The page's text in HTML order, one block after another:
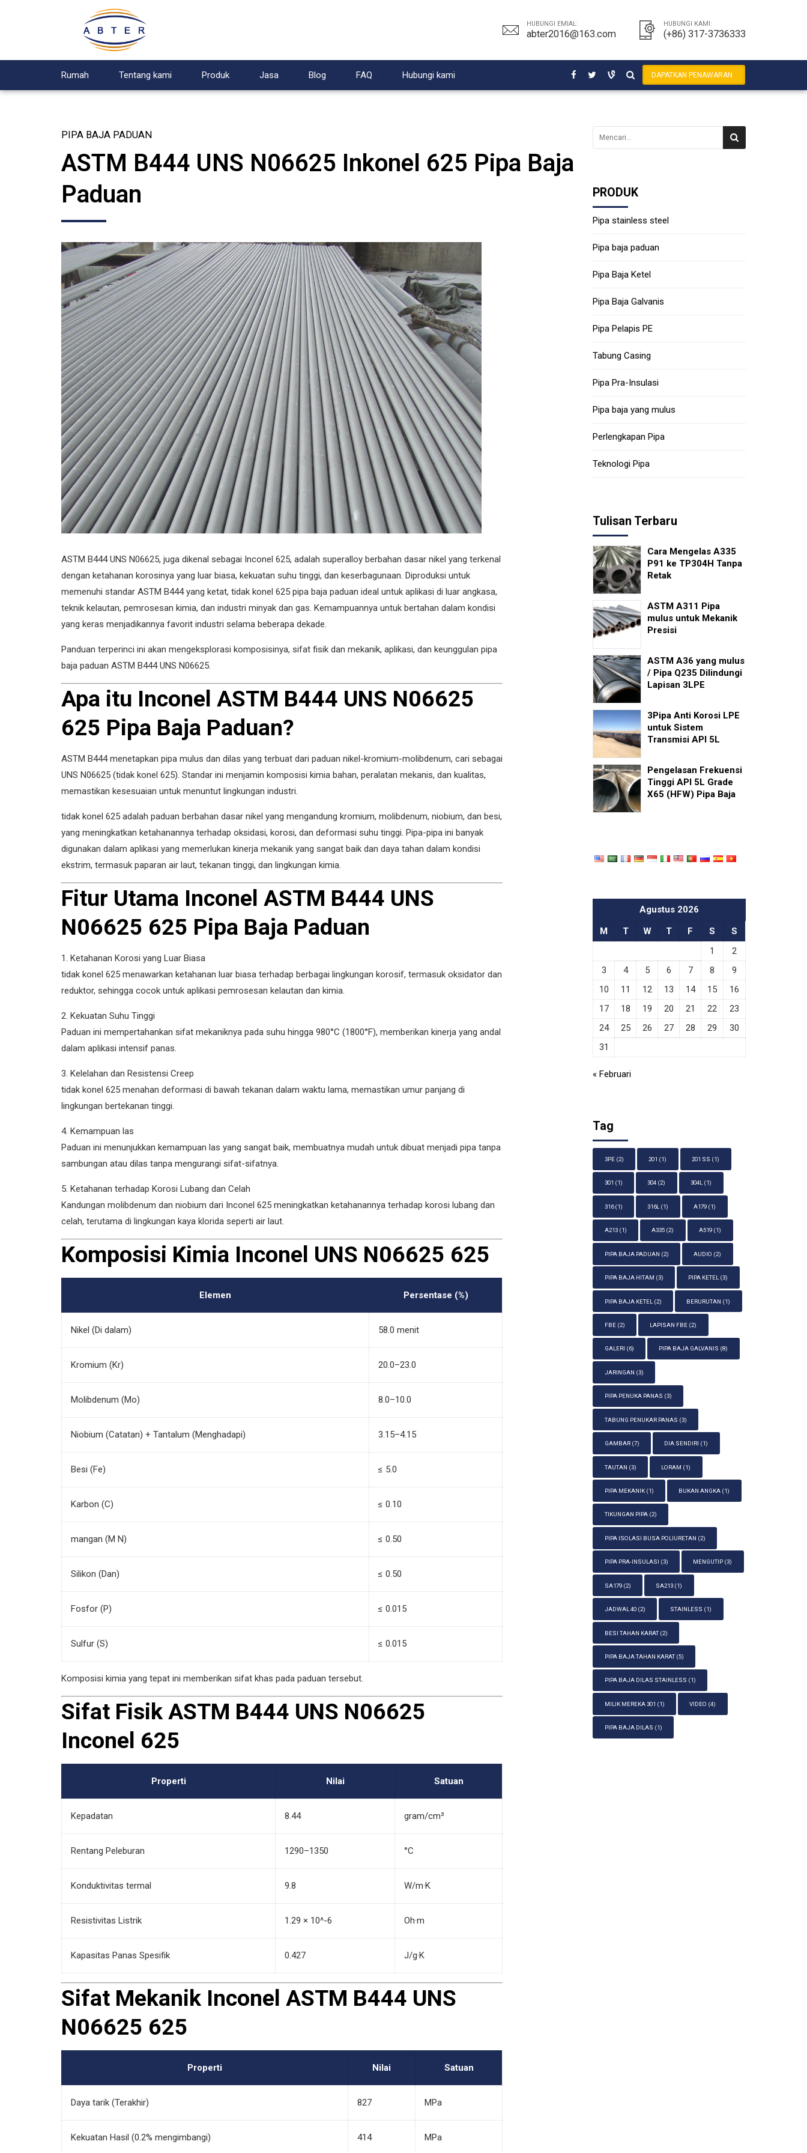
HUBUNGI EMIAL:
abter2016@163.com
HUBUNGI KAMI:
(+86) 317-3736333
DAPATKAN PENAWARAN
Rumah Tentang kami Produk Jasa Blog FAQ Hubungi kami
PIPA BAJA PADUAN
ASTM B444 UNS N06625 Inkonel 625 Pipa Baja
Paduan
ASTM B444 UNS N06625, juga dikenal sebagai Inconel 625, adalah superalloy berbahan dasar nikel yang terkenal
dengan ketahanan korosinya yang luar biasa, kekuatan suhu tinggi, dan keserbagunaan. Diproduksi untuk
memenuhi standar ASTM B444 yang ketat, tidak konel 625 pipa baja paduan ideal untuk aplikasi di luar angkasa,
teknik kelautan, pemrosesan kimia, dan industri minyak dan gas. Kemampuannya untuk bertahan dalam kondisi
yang keras menjadikannya favorit industri selama beberapa dekade.
Panduan terperinci ini akan mengeksplorasi komposisinya, sifat fisik dan mekanik, aplikasi, dan keunggulan pipa
baja paduan ASTM B444 UNS N06625.
Apa itu Inconel ASTM B444 UNS N06625
625 Pipa Baja Paduan?
ASTM B444 menetapkan pipa mulus dan dilas yang terbuat dari paduan nikel-kromium-molibdenum, cari sebagai
UNS N06625 (tidak konel 625). Standar ini menjamin komposisi kimia bahan, peralatan mekanis, dan kualitas,
memastikan kesesuaian untuk menuntut lingkungan industri.
tidak konel 625 adalah paduan berbahan dasar nikel yang mengandung kromium, molibdenum, niobium, dan besi,
yang meningkatkan ketahanannya terhadap oksidasi, korosi, dan deformasi suhu tinggi. Pipa-pipa ini banyak
digunakan dalam aplikasi yang memerlukan kinerja mekanik yang sangat baik dan daya tahan dalam kondisi
ekstrim, termasuk paparan air laut, tekanan tinggi, dan lingkungan kimia.
Fitur Utama Inconel ASTM B444 UNS
N06625 625 Pipa Baja Paduan
1. Ketahanan Korosi yang Luar Biasa
tidak konel 625 menawarkan ketahanan luar biasa terhadap berbagai lingkungan korosif, termasuk oksidator dan
reduktor, sehingga cocok untuk aplikasi pemrosesan kelautan dan kimia.
2. Kekuatan Suhu Tinggi
Paduan ini mempertahankan sifat mekaniknya pada suhu hingga 980°C (1800°F), memberikan kinerja yang andal
dalam aplikasi intensif panas.
3. Kelelahan dan Resistensi Creep
tidak konel 625 menahan deformasi di bawah tekanan dalam waktu lama, memastikan umur panjang di
lingkungan bertekanan tinggi.
4. Kemampuan las
Paduan ini menunjukkan kemampuan las yang sangat baik, membuatnya mudah untuk dibuat menjadi pipa tanpa
sambungan atau dilas tanpa mengurangi sifat-sifatnya.
5. Ketahanan terhadap Korosi Lubang dan Celah
Kandungan molibdenum dan niobium dari Inconel 625 meningkatkan ketahanannya terhadap korosi lubang dan
celah, terutama di lingkungan kaya klorida seperti air laut.
Komposisi Kimia Inconel UNS N06625 625
Elemen Persentase (%)
Nikel (Di dalam) 58.0 menit
Kromium (Kr) 20.0–23.0
Molibdenum (Mo) 8.0–10.0
Niobium (Catatan) + Tantalum (Menghadapi) 3.15–4.15
Besi (Fe) ≤ 5.0
Karbon (C) ≤ 0.10
mangan (M N) ≤ 0.50
Silikon (Dan) ≤ 0.50
Fosfor (P) ≤ 0.015
Sulfur (S) ≤ 0.015
Komposisi kimia yang tepat ini memberikan sifat khas pada paduan tersebut.
Sifat Fisik ASTM B444 UNS N06625
Inconel 625
Properti Nilai Satuan
Kepadatan 8.44 gram/cm³
Rentang Peleburan 1290–1350 °C
Konduktivitas termal 9.8 W/m·K
Resistivitas Listrik 1.29 × 10^-6 Oh·m
Kapasitas Panas Spesifik 0.427 J/g·K
Sifat Mekanik Inconel ASTM B444 UNS
N06625 625
Properti Nilai Satuan
Daya tarik (Terakhir) 827 MPa
Kekuatan Hasil (0.2% mengimbangi) 414 MPa
PRODUK
Pipa stainless steel
Pipa baja paduan
Pipa Baja Ketel
Pipa Baja Galvanis
Pipa Pelapis PE
Tabung Casing
Pipa Pra-Insulasi
Pipa baja yang mulus
Perlengkapan Pipa
Teknologi Pipa
Tulisan Terbaru
Cara Mengelas A335
P91 ke TP304H Tanpa
Retak
ASTM A311 Pipa
mulus untuk Mekanik
Presisi
ASTM A36 yang mulus
/ Pipa Q235 Dilindungi
Lapisan 3LPE
3Pipa Anti Korosi LPE
untuk Sistem
Transmisi API 5L
Pengelasan Frekuensi
Tinggi API 5L Grade
X65 (HFW) Pipa Baja
Agustus 2026
M
T W T F S
S
1
2
3
4 5 6 7 8
9
10
11 12 13 14 15
16
17
18 19 20 21 22
23
24
25 26 27 28 29
30
31
« Februari
Tag
3PE(2) 201 (1) 201 SS (1)
301 (1) 304 (2) 304L(1)
316(1) 316L (1) A179 (1)
A213(1) A335 (2) A519 (1)
PIPA BAJA PADUAN (2) AUDIO (2)
PIPA BAJA HITAM (3) PIPA KETEL (3)
PIPA BAJA KETEL (2) BERURUTAN (1)
FBE(2) LAPISAN FBE (2)
GALERI (6) PIPA BAJA GALVANIS (8)
JARINGAN (3)
PIPA PENUKA PANAS (3)
TABUNG PENUKAR PANAS (3)
GAMBAR(7) DIA SENDIRI (1)
TAUTAN (3) LORAM (1)
PIPA MEKANIK(1) BUKAN ANGKA (1)
TIKUNGAN PIPA(2)
PIPA ISOLASI BUSA POLIURETAN (2)
PIPA PRA-INSULASI (3) MENGUTIP (3)
SA179(2) SA213 (1)
JADWAL 40(2) STAINLESS (1)
BESI TAHAN KARAT(2)
PIPA BAJA TAHAN KARAT(5)
PIPA BAJA DILAS STAINLESS (1)
MILIK MEREKA 301 (1) VIDEO (4)
PIPA BAJA DILAS (1)